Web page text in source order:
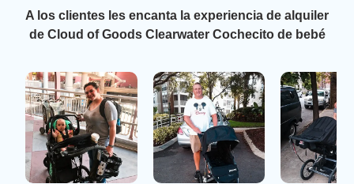
A los clientes les encanta la experiencia de alquiler
de Cloud of Goods Clearwater Cochecito de bebé